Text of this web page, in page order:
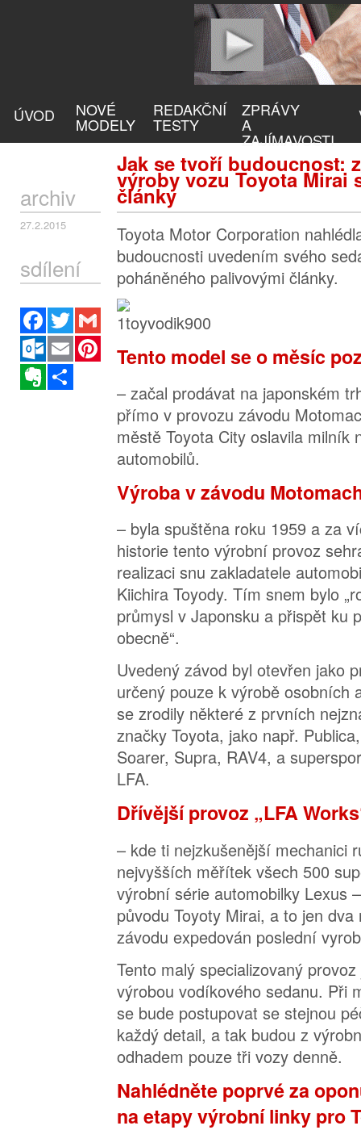
ÚVOD NOVÉ
MODELY
REDAKČNÍ
TESTY
ZPRÁVY
A
ZAJÍMAVOSTI
Jak se tvoří budoucnost:
výroby vozu Toyota Mirai
články
archiv
27.2.2015
sdílení
Facebook
Twitter
Gmail
Outlook.com
Email
Evernote
Toyota Motor Corporation
budoucnosti uvedením svého
poháněného palivovými články.
Tento model se o měsíc
– začal prodávat na japonském
přímo v provozu závodu
městě Toyota City oslavila milník
automobilů.
Výroba v závodu
– byla spuštěna roku 1959 a za
historie tento výrobní provoz
realizaci snu zakladatele
Kiichira Toyody. Tím snem bylo
průmysl v Japonsku a přispět ku
obecně“.
Uvedený závod byl otevřen jako
určený pouze k výrobě osobních
se zrodily některé z prvních
značky Toyota, jako např.
Soarer, Supra, RAV4, a
LFA.
Dřívější provoz „LFA
– kde ti nejzkušenější mechanici
nejvyšších měřítek všech 500
výrobní série automobilky Lexus
původu Toyoty Mirai, a to jen
závodu expedován poslední
Tento malý specializovaný
výrobou vodíkového sedanu. Při
se bude postupovat se stejnou
každý detail, a tak budou z
odhadem pouze tři vozy denně.
Nahlédněte poprvé za
na etapy výrobní linky pro